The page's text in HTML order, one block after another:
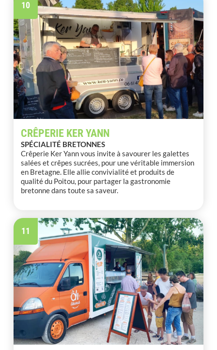
10
CRÊPERIE KER YANN
SPÉCIALITÉ BRETONNES
Crêperie Ker Yann vous invite à savourer les galettes
salées et crêpes sucrées, pour une véritable immersion
en Bretagne. Elle allie convivialité et produits de
qualité du Poitou, pour partager la gastronomie
bretonne dans toute sa saveur.
11